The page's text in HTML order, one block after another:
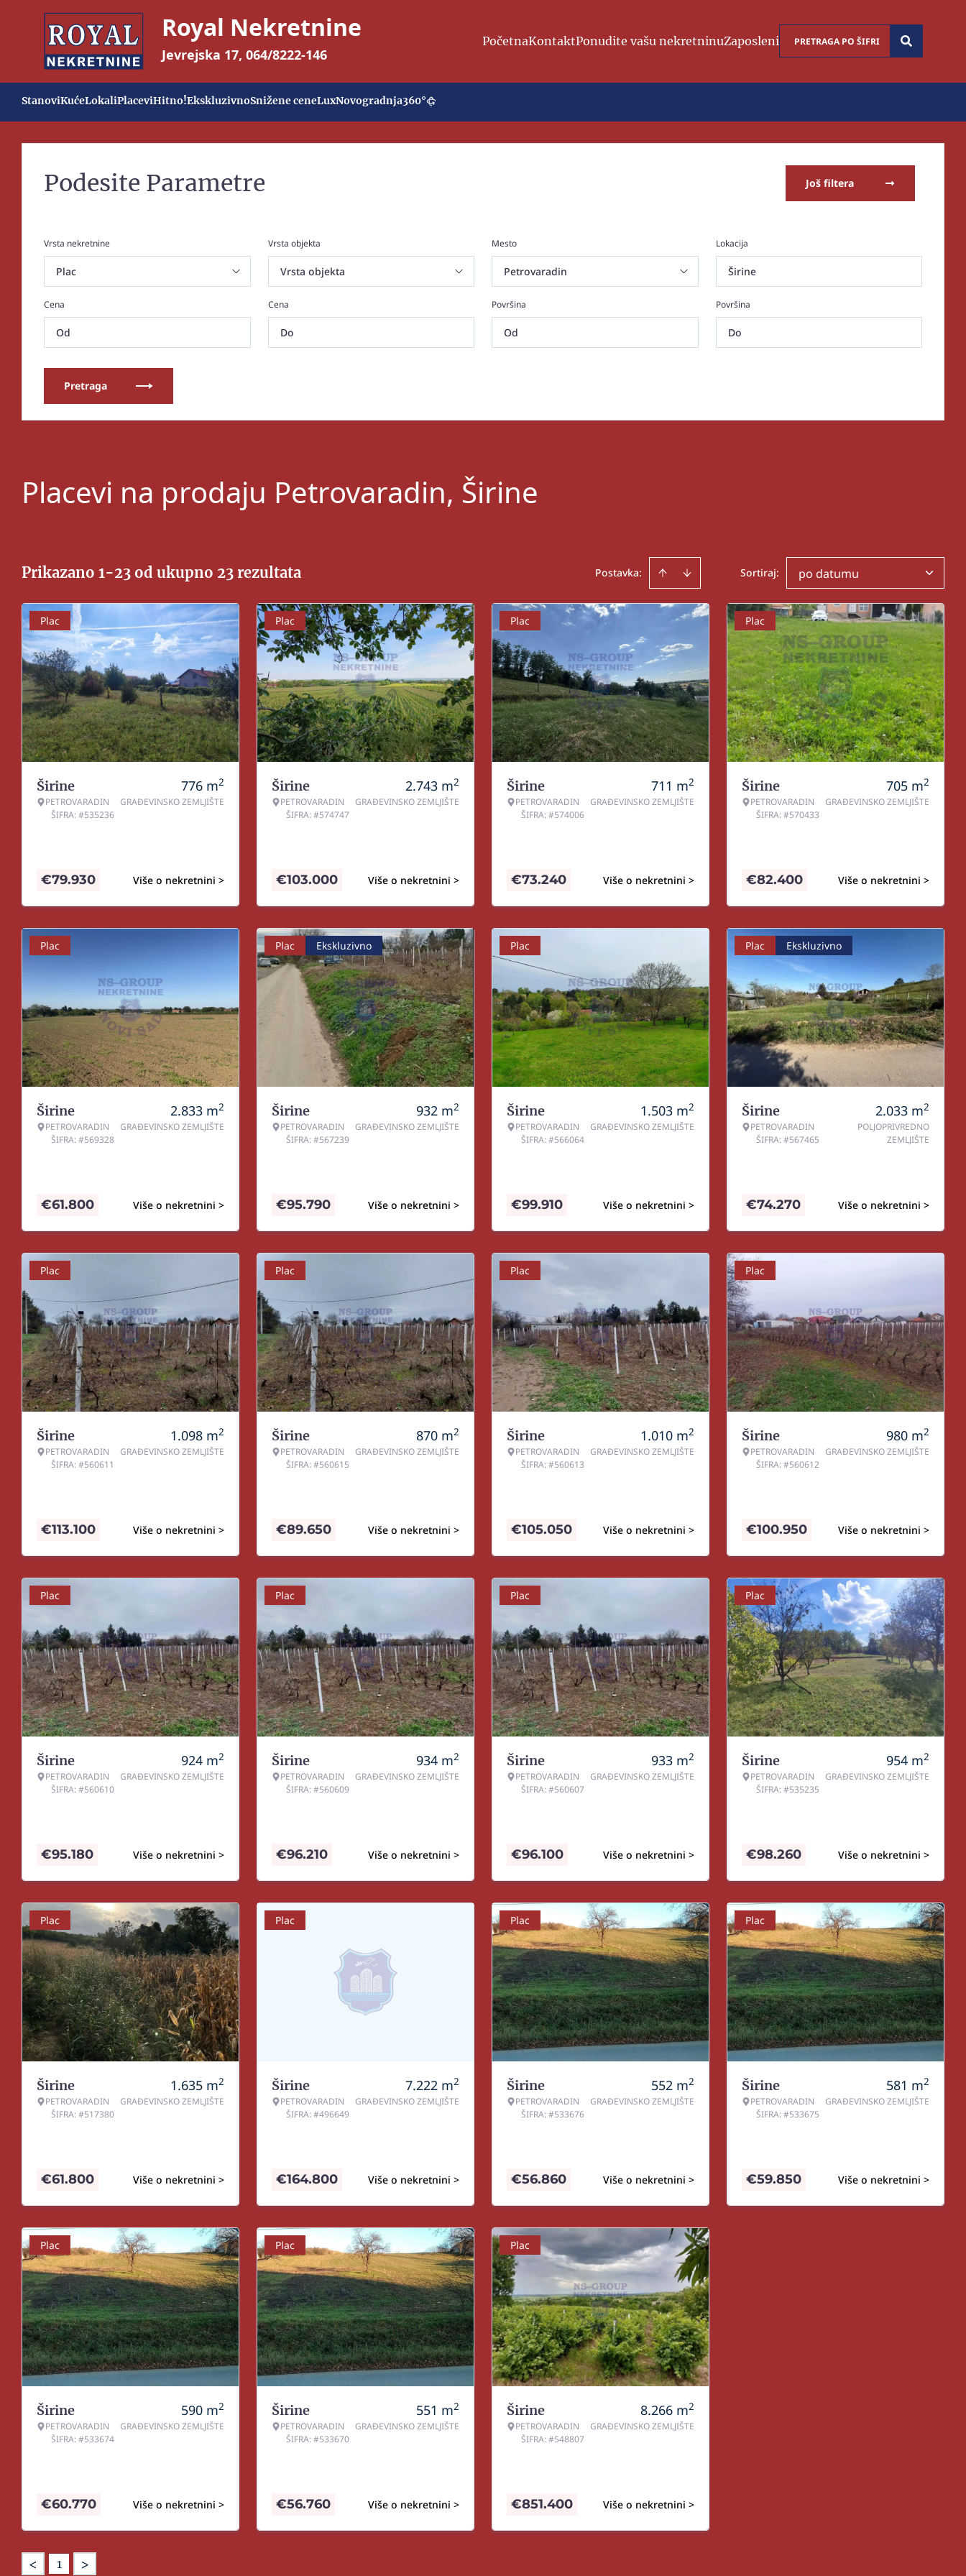
Royal Nekretnine
Jevrejska 17, 064/8222-146
PočetnaKontaktPonudite vašu nekretninuZaposleni
StanoviKućeLokaliPlaceviHitno!EkskluzivnoSnižene ceneLuxNovogradnja360°
Podesite Parametre Još filtera
Vrsta nekretnine Vrsta objekta Mesto Lokacija
Širine
Cena Cena Površina Površina
Pretraga
Placevi na prodaju Petrovaradin, Širine
Prikazano 1-23 od ukupno 23 rezultata Postavka: Sortiraj: po datumu
Plac
Širine
PETROVARADIN
ŠIFRA: #535236
776 m2
GRAĐEVINSKO ZEMLJIŠTE
Više o nekretnini >
€79.930
Plac
Širine
PETROVARADIN
ŠIFRA: #574747
2.743 m2
GRAĐEVINSKO ZEMLJIŠTE
Više o nekretnini >
€103.000
Plac
Širine
PETROVARADIN
ŠIFRA: #574006
711 m2
GRAĐEVINSKO ZEMLJIŠTE
Više o nekretnini >
€73.240
Plac
Širine
PETROVARADIN
ŠIFRA: #570433
705 m2
GRAĐEVINSKO ZEMLJIŠTE
Više o nekretnini >
€82.400
Plac
Širine
PETROVARADIN
ŠIFRA: #569328
2.833 m2
GRAĐEVINSKO ZEMLJIŠTE
Više o nekretnini >
€61.800
Plac Ekskluzivno
Širine
PETROVARADIN
ŠIFRA: #567239
932 m2
GRAĐEVINSKO ZEMLJIŠTE
Više o nekretnini >
€95.790
Plac
Širine
PETROVARADIN
ŠIFRA: #566064
1.503 m2
GRAĐEVINSKO ZEMLJIŠTE
Više o nekretnini >
€99.910
Plac Ekskluzivno
Širine
PETROVARADIN
ŠIFRA: #567465
2.033 m2
POLJOPRIVREDNO
ZEMLJIŠTE
Više o nekretnini >
€74.270
Plac
Širine
PETROVARADIN
ŠIFRA: #560611
1.098 m2
GRAĐEVINSKO ZEMLJIŠTE
Više o nekretnini >
€113.100
Plac
Širine
PETROVARADIN
ŠIFRA: #560615
870 m2
GRAĐEVINSKO ZEMLJIŠTE
Više o nekretnini >
€89.650
Plac
Širine
PETROVARADIN
ŠIFRA: #560613
1.010 m2
GRAĐEVINSKO ZEMLJIŠTE
Više o nekretnini >
€105.050
Plac
Širine
PETROVARADIN
ŠIFRA: #560612
980 m2
GRAĐEVINSKO ZEMLJIŠTE
Više o nekretnini >
€100.950
Plac
Širine
PETROVARADIN
ŠIFRA: #560610
924 m2
GRAĐEVINSKO ZEMLJIŠTE
Više o nekretnini >
€95.180
Plac
Širine
PETROVARADIN
ŠIFRA: #560609
934 m2
GRAĐEVINSKO ZEMLJIŠTE
Više o nekretnini >
€96.210
Plac
Širine
PETROVARADIN
ŠIFRA: #560607
933 m2
GRAĐEVINSKO ZEMLJIŠTE
Više o nekretnini >
€96.100
Plac
Širine
PETROVARADIN
ŠIFRA: #535235
954 m2
GRAĐEVINSKO ZEMLJIŠTE
Više o nekretnini >
€98.260
Plac
Širine
PETROVARADIN
ŠIFRA: #517380
1.635 m2
GRAĐEVINSKO ZEMLJIŠTE
Više o nekretnini >
€61.800
Plac
Širine
PETROVARADIN
ŠIFRA: #496649
7.222 m2
GRAĐEVINSKO ZEMLJIŠTE
Više o nekretnini >
€164.800
Plac
Širine
PETROVARADIN
ŠIFRA: #533676
552 m2
GRAĐEVINSKO ZEMLJIŠTE
Više o nekretnini >
€56.860
Plac
Širine
PETROVARADIN
ŠIFRA: #533675
581 m2
GRAĐEVINSKO ZEMLJIŠTE
Više o nekretnini >
€59.850
Plac
Širine
PETROVARADIN
ŠIFRA: #533674
590 m2
GRAĐEVINSKO ZEMLJIŠTE
Više o nekretnini >
€60.770
Plac
Širine
PETROVARADIN
ŠIFRA: #533670
551 m2
GRAĐEVINSKO ZEMLJIŠTE
Više o nekretnini >
€56.760
Plac
Širine
PETROVARADIN
ŠIFRA: #548807
8.266 m2
GRAĐEVINSKO ZEMLJIŠTE
Više o nekretnini >
€851.400
< 1 >